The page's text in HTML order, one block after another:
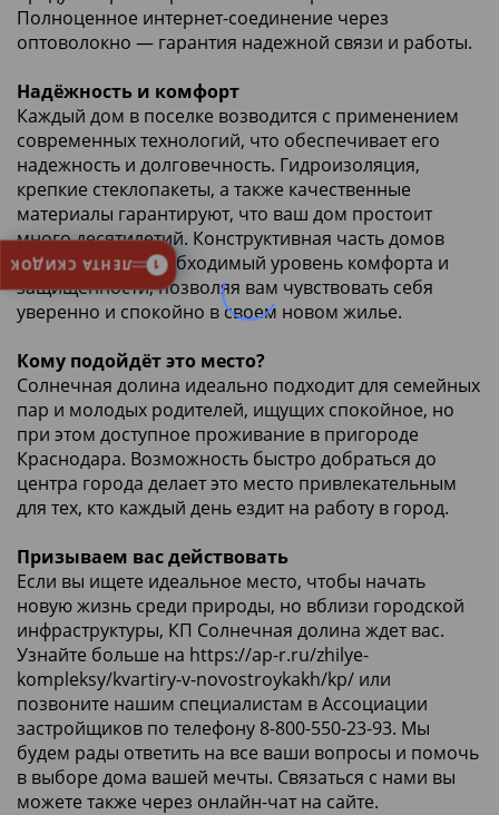
Полноценное интернет-соединение через
оптоволокно — гарантия надежной связи и работы.
Надёжность и комфорт
Каждый дом в поселке возводится с применением
современных технологий, что обеспечивает его
надежность и долговечность. Гидроизоляция,
крепкие стеклопакеты, а также качественные
материалы гарантируют, что ваш дом простоит
много десятилетий. Конструктивная часть домов
обеспечивает необходимый уровень комфорта и
защищенности, позволяя вам чувствовать себя
уверенно и спокойно в своем новом жилье.
Кому подойдёт это место?
Солнечная долина идеально подходит для семейных
пар и молодых родителей, ищущих спокойное, но
при этом доступное проживание в пригороде
Краснодара. Возможность быстро добраться до
центра города делает это место привлекательным
для тех, кто каждый день ездит на работу в город.
Призываем вас действовать
Если вы ищете идеальное место, чтобы начать
новую жизнь среди природы, но вблизи городской
инфраструктуры, КП Солнечная долина ждет вас.
Узнайте больше на https://ap-r.ru/zhilye-
kompleksy/kvartiry-v-novostroykakh/kp/ или
позвоните нашим специалистам в Ассоциации
застройщиков по телефону 8-800-550-23-93. Мы
будем рады ответить на все ваши вопросы и помочь
в выборе дома вашей мечты. Связаться с нами вы
можете также через онлайн-чат на сайте.
1
ЛЕНТА СКИДОК